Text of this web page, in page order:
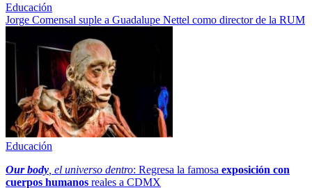
Educación
Jorge Comensal suple a Guadalupe Nettel como director de la RUM
Educación
Our body , el universo dentro: Regresa la famosa exposición con
cuerpos humanos reales a CDMX